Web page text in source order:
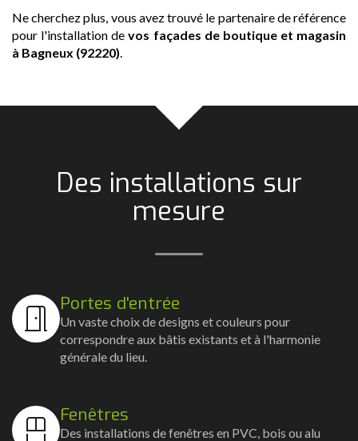
Ne cherchez plus, vous avez trouvé le partenaire de référence
pour l'installation devos façades de boutique et magasin
à Bagneux (92220)
Des installations sur
mesure
Portes d'entrée
Un vaste choix de designs et couleurs pour
correspondre aux bâtis existants et à l'harmonie
générale du lieu.
Fenêtres
Des installations de fenêtres en PVC, bois ou alu